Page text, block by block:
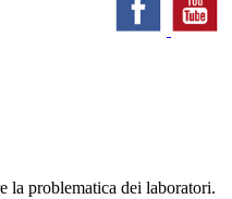
la problematica dei laboratori.